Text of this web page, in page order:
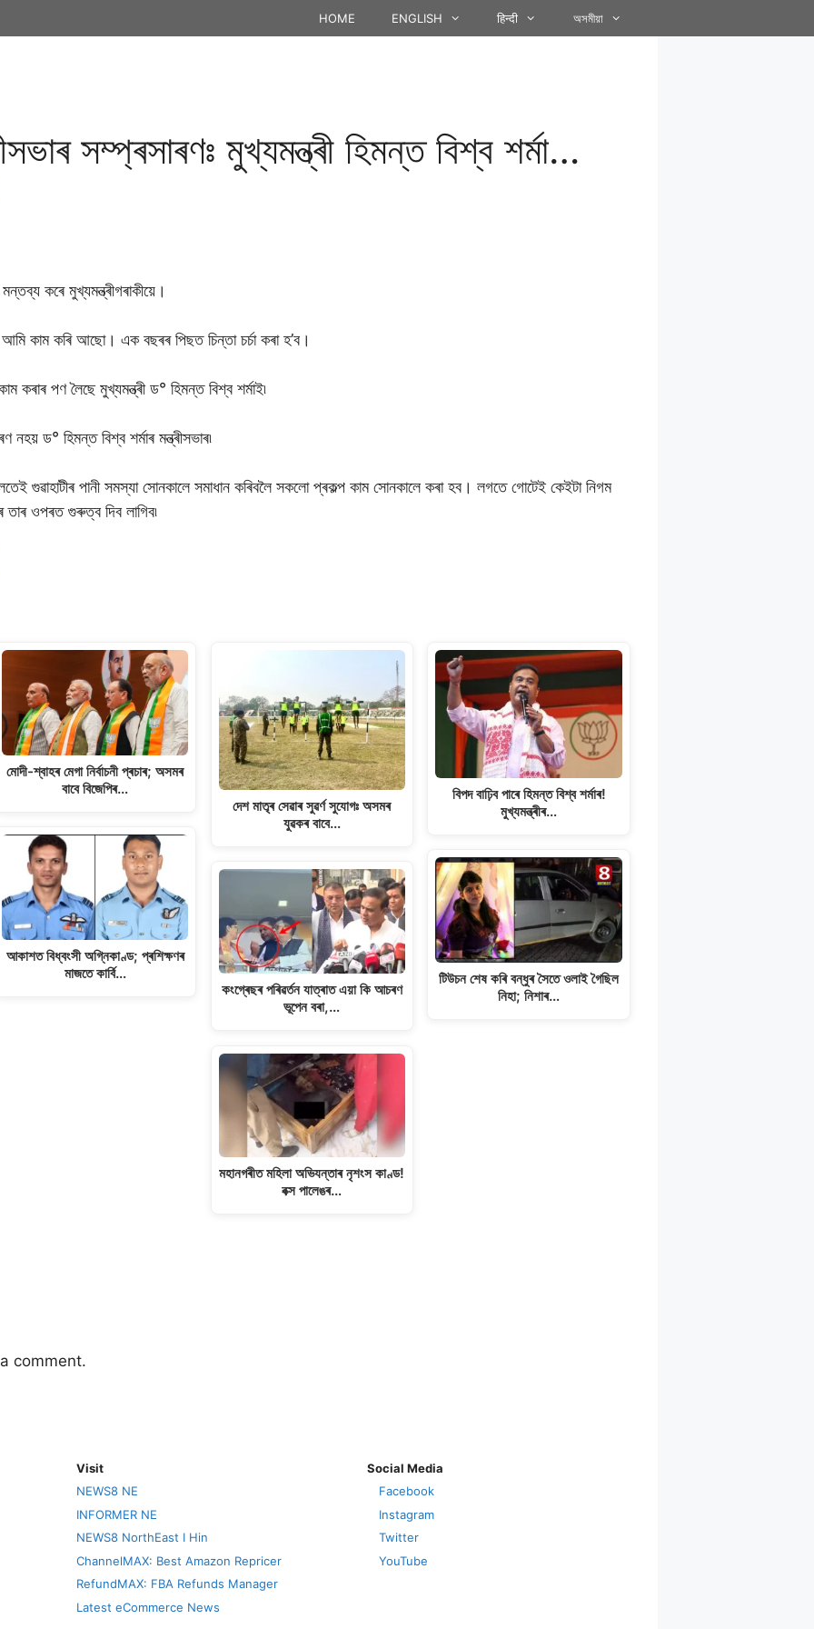
HOME ENGLISH हिन्दी অসমীয়া
সম্প্ৰসাৰণঃ মুখ্যমন্ত্ৰী হিমন্ত বিশ্ব শৰ্মা…
কৰে মুখ্যমন্ত্ৰীগৰাকীয়ে।
কাম কৰি আছো। এক বছৰৰ পিছত চিন্তা চৰ্চা কৰা হ’ব।
কৰাৰ পণ লৈছে মুখ্যমন্ত্ৰী ড° হিমন্ত বিশ্ব শৰ্মাই৷
ড° হিমন্ত বিশ্ব শৰ্মাৰ মন্ত্ৰীসভাৰ৷
গুৱাহাটীৰ পানী সমস্যা সোনকালে সমাধান কৰিবলৈ সকলো প্ৰকল্প কাম সোনকালে কৰা হব। লগতে গোটেই কেইটা নিগম
তাৰ ওপৰত গুৰুত্ব দিব লাগিব৷
মোদী-শ্বাহৰ মেগা নিৰ্বাচনী প্ৰচাৰ; অসমৰ
বাবে বিজেপিৰ…
আকাশত বিধ্বংসী অগ্নিকাণ্ড; প্ৰশিক্ষণৰ
মাজতে কাৰ্বি…
দেশ মাতৃৰ সেৱাৰ সুৱৰ্ণ সুযোগঃ অসমৰ
যুৱকৰ বাবে…
কংগ্ৰেছৰ পৰিৱৰ্তন যাত্ৰাত এয়া কি আচৰণ
ভূপেন বৰা,…
মহানগৰীত মহিলা অভিযন্তাৰ নৃশংস কাণ্ড!
বক্স পালেঙৰ…
বিপদ বাঢ়িব পাৰে হিমন্ত বিশ্ব শৰ্মাৰ!
মুখ্যমন্ত্ৰীৰ…
টিউচন শেষ কৰি বন্ধুৰ সৈতে ওলাই গৈছিল
নিহা; নিশাৰ…
comment.
Visit
NEWS8 NE
INFORMER NE
NEWS8 NorthEast I Hin
ChannelMAX: Best Amazon Repricer
RefundMAX: FBA Refunds Manager
Latest eCommerce News
Social Media
Facebook
Instagram
Twitter
YouTube